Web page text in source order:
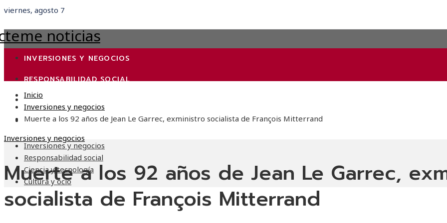
viernes, agosto 7
INVERSIONES Y NEGOCIOS
RESPONSABILIDAD SOCIAL
CIENCIA Y TECNOLOGÍA
CULTURA Y OCIO
Inversiones y negocios
Responsabilidad social
Ciencia y tecnología
Cultura y ocio
Inicio
Inversiones y negocios
Muerte a los 92 años de Jean Le Garrec, exministro socialista de François Mitterrand
Inversiones y negocios
Muerte a los 92 años de Jean Le Garrec,
socialista de François Mitterrand